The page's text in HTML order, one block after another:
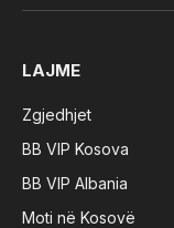
LAJME
Zgjedhjet
BB VIP Kosova
BB VIP Albania
Moti në Kosovë